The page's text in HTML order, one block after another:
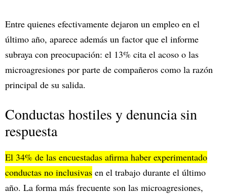
Entre quienes efectivamente dejaron un empleo en el
último año, aparece además un factor que el informe
subraya con preocupación: el 13% cita el acoso o las
microagresiones por parte de compañeros como la razón
principal de su salida.
Conductas hostiles y denuncia sin
respuesta
El 34% de las encuestadas afirma haber experimentado
conductas no inclusivas en el trabajo durante el último
año. La forma más frecuente son las microagresiones,